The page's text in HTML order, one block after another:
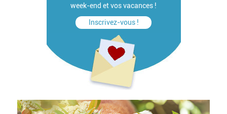
week-end et vos vacances !
Inscrivez-vous !